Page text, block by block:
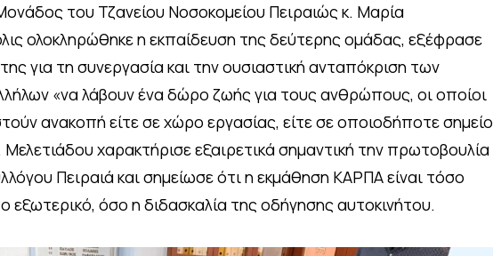
του Τζανείου Νοσοκομείου Πειραιώς κ. Μαρία
ολοκληρώθηκε η εκπαίδευση της δεύτερης ομάδας, εξέφρασε
για τη συνεργασία και την ουσιαστική ανταπόκριση των
«να λάβουν ένα δώρο ζωής για τους ανθρώπους, οι οποίοι
ανακοπή είτε σε χώρο εργασίας, είτε σε οποιοδήποτε σημείο
χαρακτήρισε εξαιρετικά σημαντική την πρωτοβουλία
Πειραιά και σημείωσε ότι η εκμάθηση ΚΑΡΠΑ είναι τόσο
εξωτερικό, όσο η διδασκαλία της οδήγησης αυτοκινήτου.